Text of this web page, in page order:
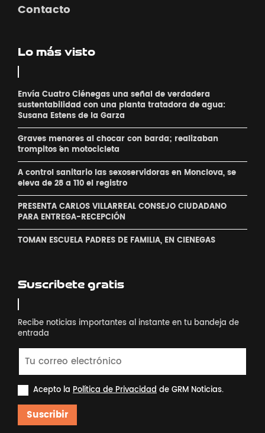
Contacto
Lo más visto
Envía Cuatro Ciénegas una señal de verdadera
sustentabilidad con una planta tratadora de agua:
Susana Estens de la Garza
Graves menores al chocar con barda; realizaban
´trompitos ´en motocicleta
A control sanitario las sexoservidoras en Monclova, se
eleva de 28 a 110 el registro
PRESENTA CARLOS VILLARREAL CONSEJO CIUDADANO
PARA ENTREGA-RECEPCIÓN
TOMAN ESCUELA PADRES DE FAMILIA, EN CIENEGAS
Suscribete gratis
Recibe noticias importantes al instante en tu bandeja de
entrada
Acepto la Política de Privacidadde GRM Noticias.
Suscribir